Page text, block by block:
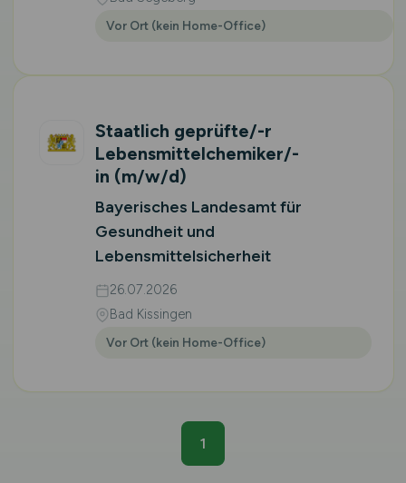
Vor Ort (kein Home-Office)
Staatlich geprüfte/-r
Lebensmittelchemiker/-
in (m/w/d)
Bayerisches Landesamt für
Gesundheit und
Lebensmittelsicherheit
26.07.2026
Bad Kissingen
Vor Ort (kein Home-Office)
1